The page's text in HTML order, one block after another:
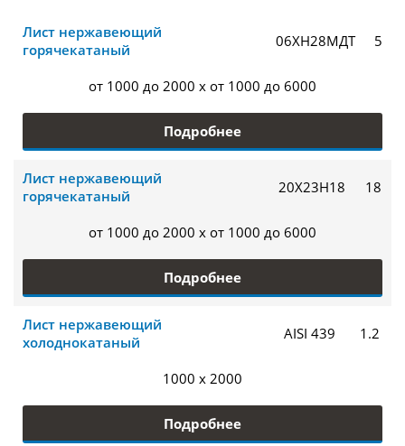
Лист нержавеющий
горячекатаный
06ХН28МДТ 5
от 1000 до 2000 x от 1000 до 6000
Подробнее
Лист нержавеющий
горячекатаный
20Х23Н18 18
от 1000 до 2000 x от 1000 до 6000
Подробнее
Лист нержавеющий
холоднокатаный
AISI 439 1.2
1000 x 2000
Подробнее